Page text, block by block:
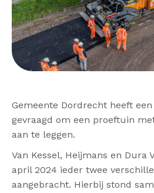
Gemeente Dordrecht heeft
gevraagd om een proeftuin
aan te leggen.
Van Kessel, Heijmans en Dura
april 2024 ieder twee
aangebracht. Hierbij stond